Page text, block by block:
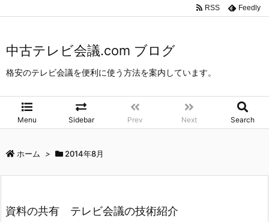
中古テレビ会議.com ブログ
格安のテレビ会議を便利に使う方法を案内しています。
Menu Sidebar Prev Next Search
RSS Feedly
ホーム > 2014年8月
資料の共有 テレビ会議の技術紹介